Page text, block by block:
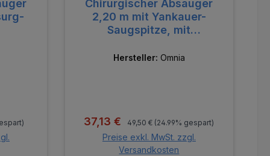
Chirurgischer Absauger
2,20 m mit Yankauer-
Saugspitze, mit
Packung enthält 1 Adapter
Hersteller: Omnia
Verkaufspreis:
37,13 € Regulärer Preis:
49,50 € (24.99% gespart)
Preise exkl. MwSt. zzgl.
Versandkosten